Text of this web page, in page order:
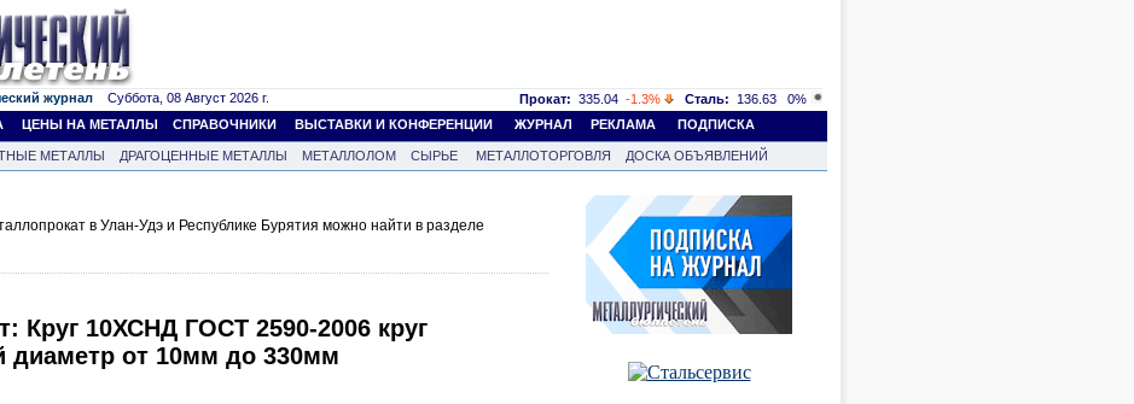
журнал Суббота, 08 Август 2026 г. Прокат: 335.04 -1.3% Сталь: 136.63
0%
ЦЕНЫ НА МЕТАЛЛЫ СПРАВОЧНИКИ ВЫСТАВКИ И КОНФЕРЕНЦИИ ЖУРНАЛ РЕКЛАМА ПОДПИСКА
МЕТАЛЛЫ ДРАГОЦЕННЫЕ МЕТАЛЛЫ МЕТАЛЛОЛОМ СЫРЬЕ МЕТАЛЛОТОРГОВЛЯ
ДОСКА ОБЪЯВЛЕНИЙ
в Улан-Удэ и Республике Бурятия можно найти в разделе
Круг 10ХСНД ГОСТ 2590-2006 круг
диаметр от 10мм до 330мм